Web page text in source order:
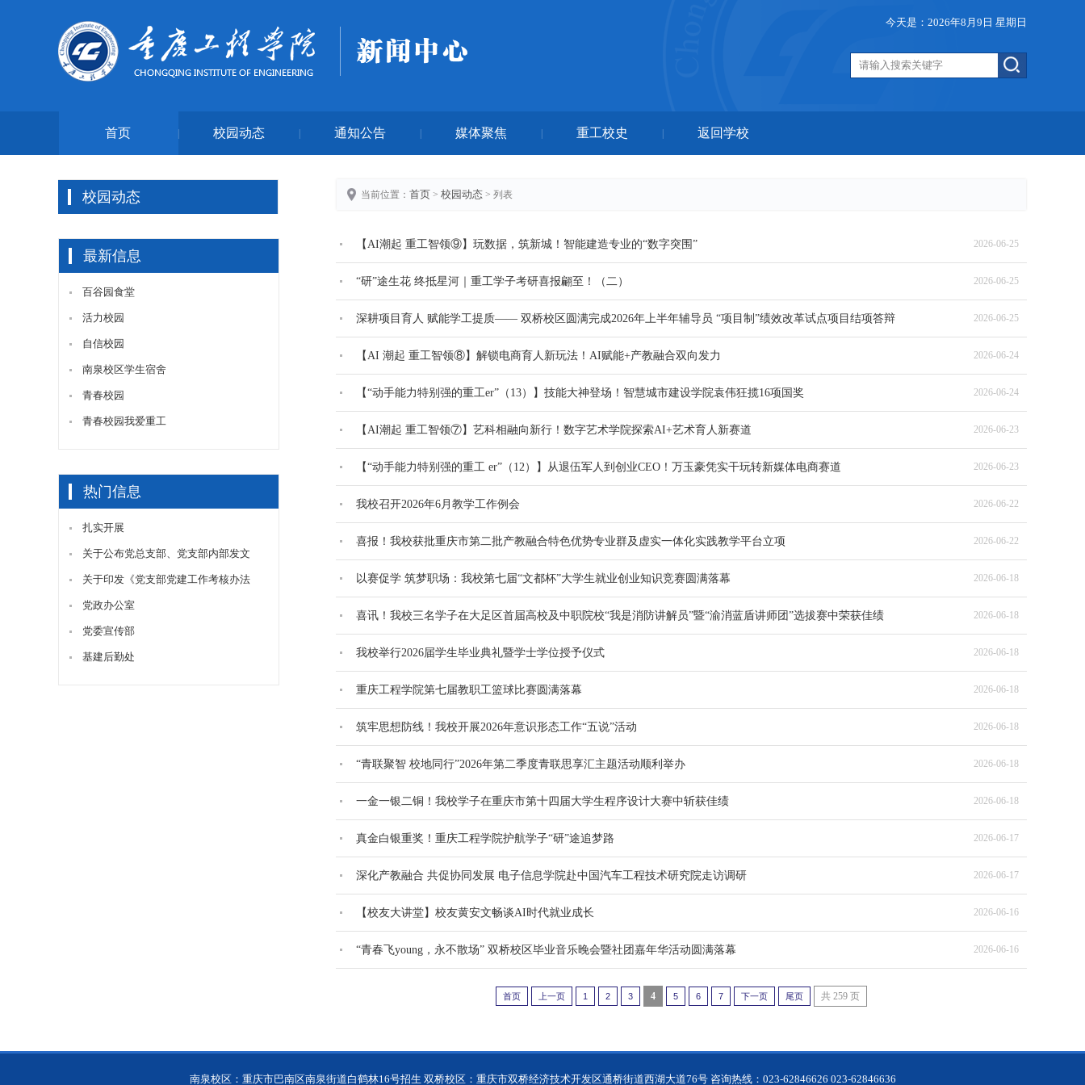
今天是：2026年8月9日 星期日
首页 校园动态 通知公告 媒体聚焦 重工校史 返回学校
校园动态
最新信息
百谷园食堂
活力校园
自信校园
南泉校区学生宿舍
青春校园
青春校园我爱重工
热门信息
扎实开展
关于公布党总支部、党支部内部发文
关于印发《党支部党建工作考核办法
党政办公室
党委宣传部
基建后勤处
当前位置： 首页 > 校园动态 > 列表
2026-06-25
【AI潮起 重工智领⑨】玩数据，筑新城！智能建造专业的“数字突围”
2026-06-25
“研”途生花 终抵星河｜重工学子考研喜报翩至！（二）
2026-06-25
深耕项目育人 赋能学工提质—— 双桥校区圆满完成2026年上半年辅导员 “项目制”绩效改革试点项目结项答辩
2026-06-24
【AI 潮起 重工智领⑧】解锁电商育人新玩法！AI赋能+产教融合双向发力
2026-06-24
【“动手能力特别强的重工er”（13）】技能大神登场！智慧城市建设学院袁伟狂揽16项国奖
2026-06-23
【AI潮起 重工智领⑦】艺科相融向新行！数字艺术学院探索AI+艺术育人新赛道
2026-06-23
【“动手能力特别强的重工 er”（12）】从退伍军人到创业CEO！万玉豪凭实干玩转新媒体电商赛道
2026-06-22
我校召开2026年6月教学工作例会
2026-06-22
喜报！我校获批重庆市第二批产教融合特色优势专业群及虚实一体化实践教学平台立项
2026-06-18
以赛促学 筑梦职场：我校第七届“文都杯”大学生就业创业知识竞赛圆满落幕
2026-06-18
喜讯！我校三名学子在大足区首届高校及中职院校“我是消防讲解员”暨“渝消蓝盾讲师团”选拔赛中荣获佳绩
2026-06-18
我校举行2026届学生毕业典礼暨学士学位授予仪式
2026-06-18
重庆工程学院第七届教职工篮球比赛圆满落幕
2026-06-18
筑牢思想防线！我校开展2026年意识形态工作“五说”活动
2026-06-18
“青联聚智 校地同行”2026年第二季度青联思享汇主题活动顺利举办
2026-06-18
一金一银二铜！我校学子在重庆市第十四届大学生程序设计大赛中斩获佳绩
2026-06-17
真金白银重奖！重庆工程学院护航学子“研”途追梦路
2026-06-17
深化产教融合 共促协同发展 电子信息学院赴中国汽车工程技术研究院走访调研
2026-06-16
【校友大讲堂】校友黄安文畅谈AI时代就业成长
2026-06-16
“青春飞young，永不散场” 双桥校区毕业音乐晚会暨社团嘉年华活动圆满落幕
首页 上一页 1 2 3 4 5 6 7 下一页 尾页 共 259 页
南泉校区：重庆市巴南区南泉街道白鹤林16号招生 双桥校区：重庆市双桥经济技术开发区通桥街道西湖大道76号 咨询热线：023-62846626 023-62846636